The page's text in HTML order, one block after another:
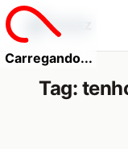
Carregando...
Tag: